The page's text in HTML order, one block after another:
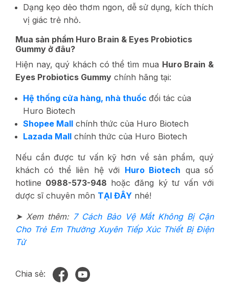
Dạng kẹo dẻo thơm ngon, dễ sử dụng, kích thích
vị giác trẻ nhỏ.
Mua sản phẩm Huro Brain & Eyes Probiotics
Gummy ở đâu?
Hiện nay, quý khách có thể tìm mua Huro Brain &
Eyes Probiotics Gummy chính hãng tại:
Hệ thống cửa hàng, nhà thuốc đối tác của
Huro Biotech
Shopee Mall chính thức của Huro Biotech
Lazada Mall chính thức của Huro Biotech
Nếu cần được tư vấn kỹ hơn về sản phẩm, quý
khách có thể liên hệ với Huro Biotech qua số
hotline 0988-573-948 hoặc đăng ký tư vấn với
dược sĩ chuyên môn TẠI ĐÂY nhé!
➤ Xem thêm: 7 Cách Bảo Vệ Mắt Không Bị Cận
Cho Trẻ Em Thường Xuyên Tiếp Xúc Thiết Bị Điện
Tử
Chia sẻ: